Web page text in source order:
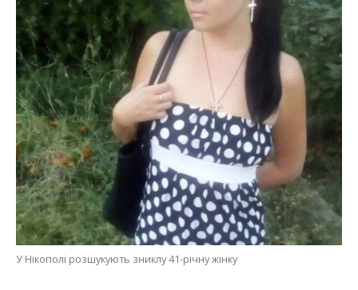
У Нікополі розшукують зниклу 41-річну жінку